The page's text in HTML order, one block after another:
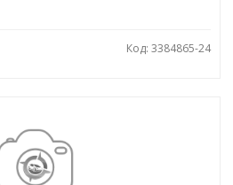
Код: 3384865-24